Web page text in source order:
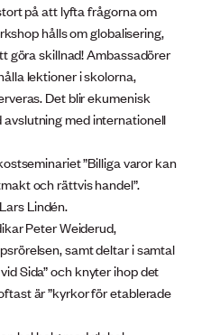
på att lyfta frågorna om
hålls om globalisering,
göra skillnad! Ambassadörer
lektioner i skolorna,
Det blir ekumenisk
med internationell
”Billiga varor kan
och rättvis handel”.
Lindén.
Peter Weiderud,
samt deltar i samtal
Sida” och knyter ihop det
är ”kyrkor för etablerade